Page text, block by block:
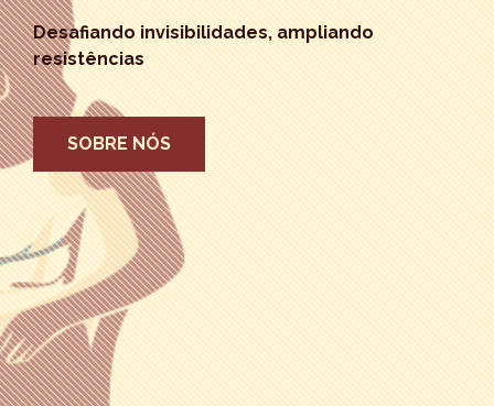
Desafiando invisibilidades, ampliando
resistências
SOBRE NÓS